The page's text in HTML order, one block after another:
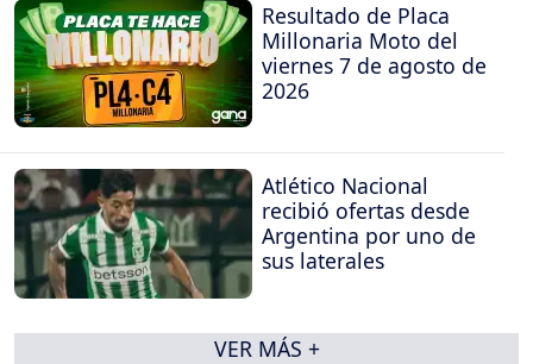
Resultado de Placa
Millonaria Moto del
viernes 7 de agosto de
2026
Atlético Nacional
recibió ofertas desde
Argentina por uno de
sus laterales
VER MÁS +